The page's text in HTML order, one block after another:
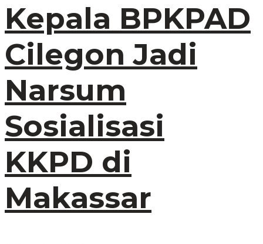
Kepala BPKPAD
Cilegon Jadi
Narsum
Sosialisasi
KKPD di
Makassar